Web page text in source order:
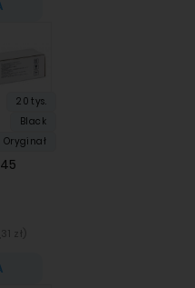
zł
20 tys.
Black
Oryginał